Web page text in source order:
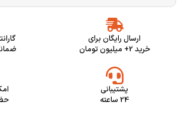
ارسال رایگان برای
خرید 2+ میلیون تومان
پشتیبانی
24 ساعته